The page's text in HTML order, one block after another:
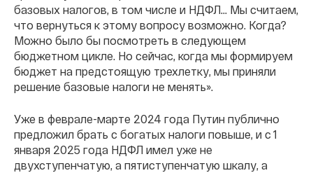
базовых налогов, в том числе и НДФЛ… Мы считаем,
что вернуться к этому вопросу возможно. Когда?
Можно было бы посмотреть в следующем
бюджетном цикле. Но сейчас, когда мы формируем
бюджет на предстоящую трехлетку, мы приняли
решение базовые налоги не менять».
Уже в феврале-марте 2024 года Путин публично
предложил брать с богатых налоги повыше, и с 1
января 2025 года НДФЛ имел уже не
двухступенчатую, а пятиступенчатую шкалу, а